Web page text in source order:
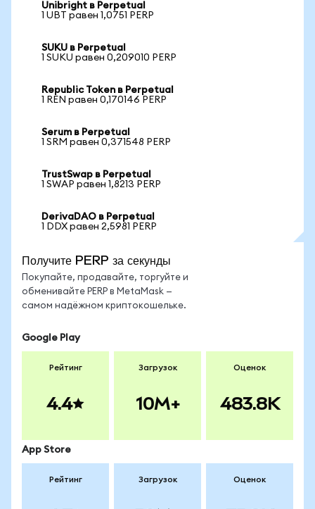
Unibright в Perpetual
1 UBT равен 1,0751 PERP
SUKU в Perpetual
1 SUKU равен 0,209010 PERP
Republic Token в Perpetual
1 REN равен 0,170146 PERP
Serum в Perpetual
1 SRM равен 0,371548 PERP
TrustSwap в Perpetual
1 SWAP равен 1,8213 PERP
DerivaDAO в Perpetual
1 DDX равен 2,5981 PERP
Получите PERP за секунды
Покупайте, продавайте, торгуйте и
обменивайте PERP в MetaMask —
самом надёжном криптокошельке.
Google Play
Рейтинг
4.4
Загрузок
10M+
Оценок
483.8K
App Store
Рейтинг Загрузок Оценок